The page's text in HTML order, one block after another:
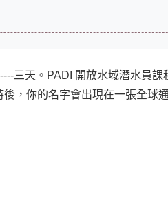
三天。PADI 開放水域潛水員
，你的名字會出現在一張全球